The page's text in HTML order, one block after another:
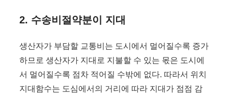
2. 수송비절약분이 지대
생산자가 부담할 교통비는 도시에서 멀어질수록 증가
하므로 생산자가 지대로 지불할 수 있는 몫은 도시에
서 멀어질수록 점차 적어질 수밖에 없다. 따라서 위치
지대함수는 도심에서의 거리에 따라 지대가 점점 감